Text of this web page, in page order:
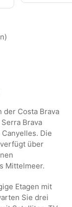
der Costa Brava
Brava
Die
über
Mittelmeer.
Etagen mit
Sie drei